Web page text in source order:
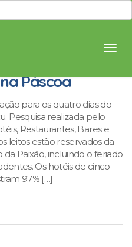
têm 92% de
Páscoa
para os quatro dias do
Pesquisa realizada pelo
Restaurantes, Bares e
leitos estão reservados da
Paixão, incluindo o feriado
Os hotéis de cinco
97% […]